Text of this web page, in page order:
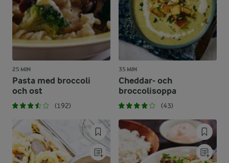
25 MIN
Pasta med broccoli
och ost
(192)
35 MIN
Cheddar- och
broccolisoppa
(43)